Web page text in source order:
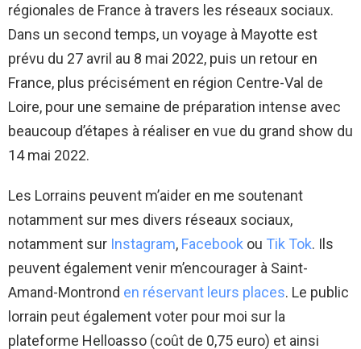
régionales de France à travers les réseaux sociaux.
Dans un second temps, un voyage à Mayotte est
prévu du 27 avril au 8 mai 2022, puis un retour en
France, plus précisément en région Centre-Val de
Loire, pour une semaine de préparation intense avec
beaucoup d’étapes à réaliser en vue du grand show du
14 mai 2022.
Les Lorrains peuvent m’aider en me soutenant
notamment sur mes divers réseaux sociaux,
notamment sur Instagram, Facebook ou Tik Tok. Ils
peuvent également venir m’encourager à Saint-
Amand-Montrond en réservant leurs places. Le public
lorrain peut également voter pour moi sur la
plateforme Helloasso (coût de 0,75 euro) et ainsi